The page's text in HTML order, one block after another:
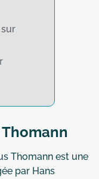
Thomann est une
par Hans